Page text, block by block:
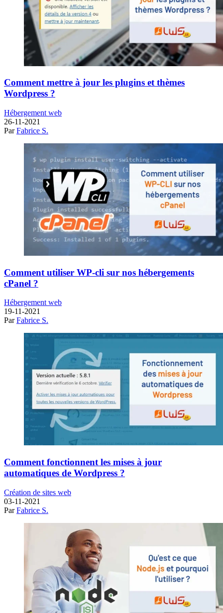
Comment mettre à jour les plugins et thèmes
Wordpress ?
Hébergement web
26-11-2021
ParFabrice S.
Comment utiliser WP-cli sur nos hébergements
cPanel ?
Hébergement web
19-11-2021
ParFabrice S.
Comment fonctionnent les mises à jour
automatiques de Wordpress ?
Création de sites web
03-11-2021
ParFabrice S.